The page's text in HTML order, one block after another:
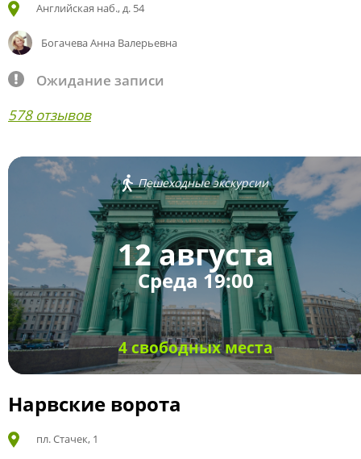
Английская наб., д. 54
Богачева Анна Валерьевна
Ожидание записи
578 отзывов
Пешеходные экскурсии
12 августа
Среда 19:00
4 свободных места
Нарвские ворота
пл. Стачек, 1